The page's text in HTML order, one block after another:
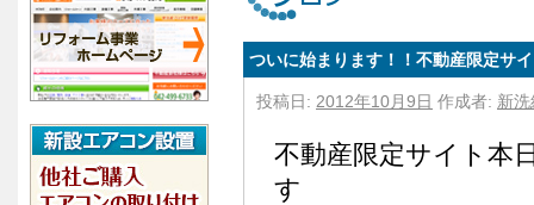
ついに始まります！！不動産限定サ
投稿日: 2012年10月9日 作成者: 新洗
不動産限定サイト本
す